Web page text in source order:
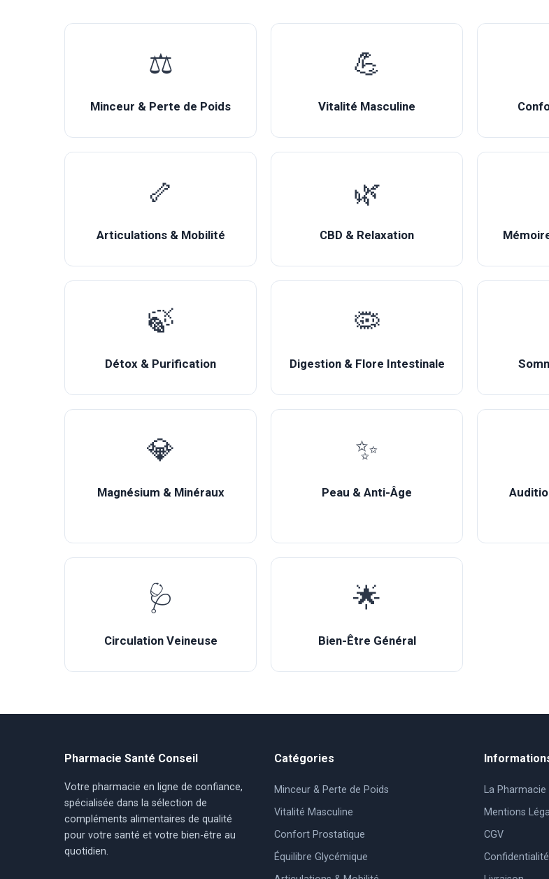
⚖️
Minceur & Perte de Poids
💪
Vitalité Masculine
🦴
Articulations & Mobilité
🌿
CBD & Relaxation
🍃
Détox & Purification
🦠
Digestion & Flore Intestinale
💎
Magnésium & Minéraux
✨
Peau & Anti-Âge
🩺
Circulation Veineuse
🌟
Bien-Être Général
Pharmacie Santé Conseil
Votre pharmacie en ligne de confiance,
spécialisée dans la sélection de
compléments alimentaires de qualité
pour votre santé et votre bien-être au
quotidien.
Catégories
Minceur & Perte de Poids
Vitalité Masculine
Confort Prostatique
Équilibre Glycémique
La Pharmacie
Mentions
CGV
Confidentialité